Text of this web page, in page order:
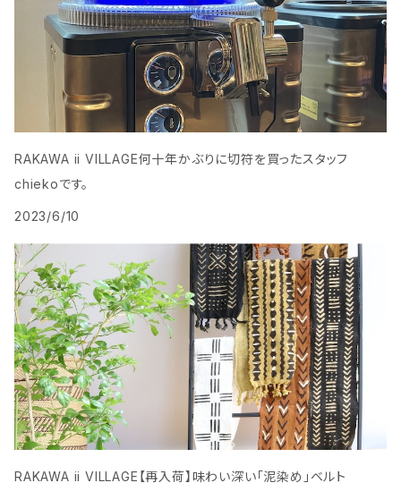
RAKAWA ii VILLAGE何十年かぶりに切符を買ったスタッフ
chiekoです。
2023/6/10
RAKAWA ii VILLAGE【再入荷】味わい深い「泥染め」ベルト